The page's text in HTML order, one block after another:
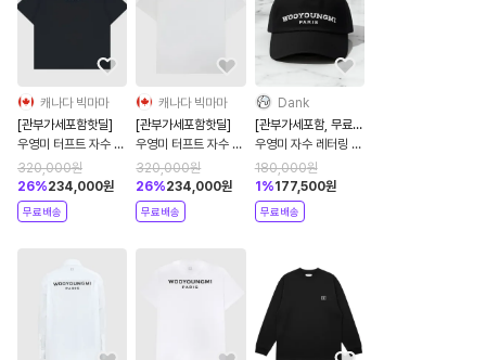
캐나다 빅마마
[관부가세포함핫딜]
우영미 터프트 자수 백
로고 반팔 티셔츠 네이
비
320,000원
26%234,000원
무료배송
캐나다 빅마마
[관부가세포함핫딜]
우영미 터프트 자수 백
로고 반팔 티셔츠 화이
트
320,000원
26%234,000원
무료배송
Dank
[관부가세포함, 무료배
송]
우영미 자수 레터링 모
자 볼캡 블랙
W261CA52661B
180,000원
1 %177,500원
무료배송